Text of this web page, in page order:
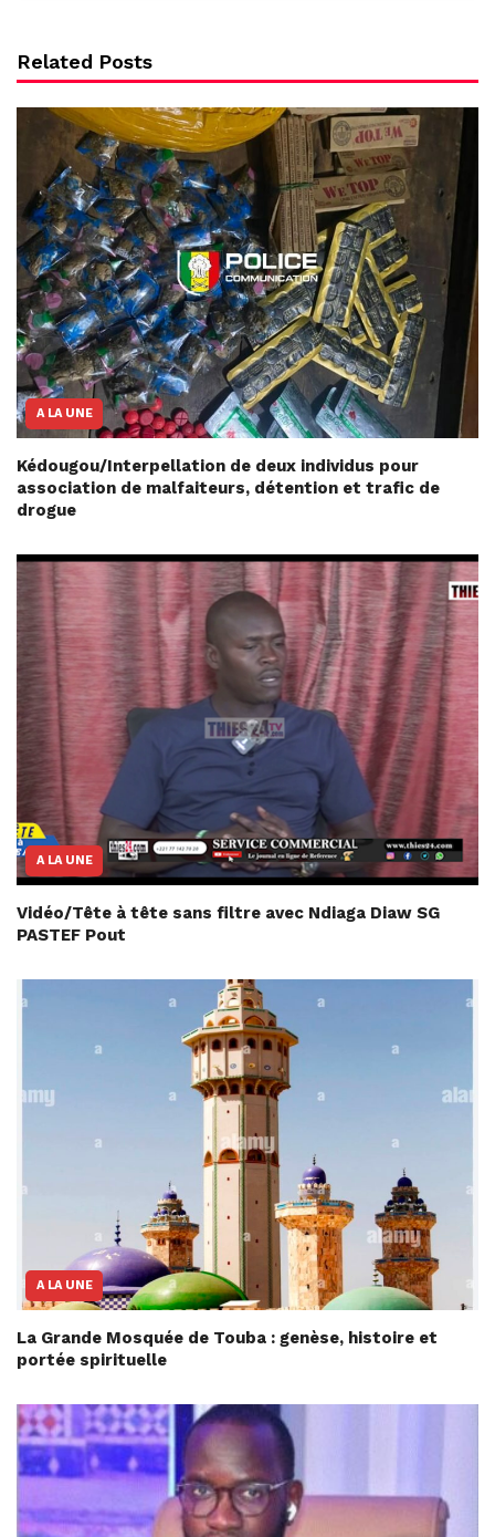
Related Posts
A LA UNE
Kédougou/Interpellation de deux individus pour
association de malfaiteurs, détention et trafic de
drogue
A LA UNE
Vidéo/Tête à tête sans filtre avec Ndiaga Diaw SG
PASTEF Pout
A LA UNE
La Grande Mosquée de Touba : genèse, histoire et
portée spirituelle